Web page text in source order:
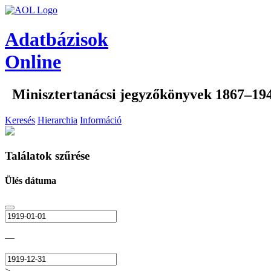
Adatbázisok
Online
Minisztertanácsi jegyzőkönyvek
Keresés Hierarchia Információ
Találatok szűrése
Ülés dátuma
—